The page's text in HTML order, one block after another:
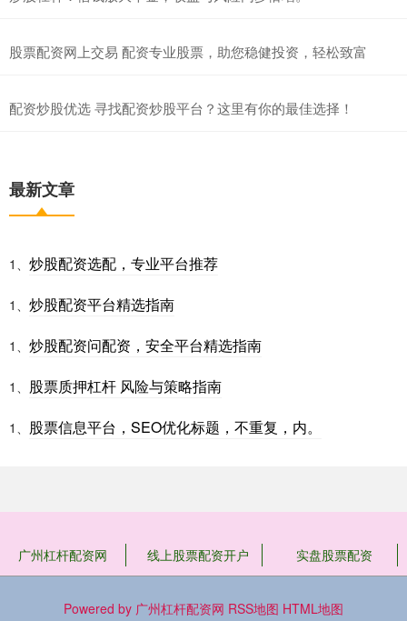
股票配资网上交易 配资专业股票，助您稳健投资，轻松致富
配资炒股优选 寻找配资炒股平台？这里有你的最佳选择！
最新文章
1、 炒股配资选配，专业平台推荐
1、 炒股配资平台精选指南
1、 炒股配资问配资，安全平台精选指南
1、 股票质押杠杆 风险与策略指南
1、 股票信息平台，SEO优化标题，不重复，内。
广州杠杆配资网 线上股票配资开户 实盘股票配资
Powered by 广州杠杆配资网 RSS地图 HTML地图